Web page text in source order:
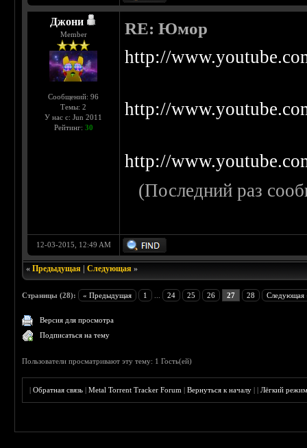
Джони
Member
Сообщений: 96
Темы: 2
У нас с: Jun 2011
Рейтинг: 30
RE: Юмор
http://
http://
http://
(Последний раз
12-03-2015, 12:49 AM
«Предыдущая |Следующая »
Страницы (28): « Предыдущая 1 24 25 26 27 28 Следующая
Версия для просмотра
Подписаться на тему
Пользователи просматривают эту тему: 1 Гость(ей)
|Обратная связь |Metal Torrent Tracker Forum |Вернуться к началу ||Лёгкий